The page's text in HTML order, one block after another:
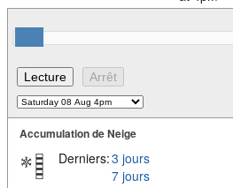
Accumulation de Neige
Derniers:3 jours
7 jours